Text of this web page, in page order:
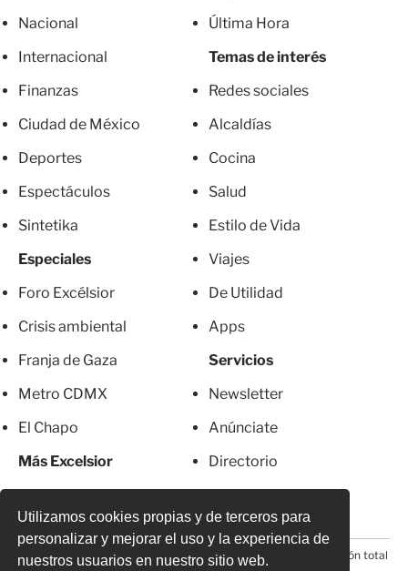
Utilizamos cookies propias y de terceros para
personalizar y mejorar el uso y la experiencia de
nuestros usuarios en nuestro sitio web.
Nacional
Internacional
Finanzas
Ciudad de México
Deportes
Espectáculos
Sintetika
Especiales
Foro Excélsior
Crisis ambiental
Franja de Gaza
Metro CDMX
El Chapo
Más Excelsior
Última Hora
Temas de interés
Redes sociales
Alcaldías
Cocina
Salud
Estilo de Vida
Viajes
De Utilidad
Apps
Servicios
Newsletter
Anúnciate
Directorio
© 2026 Todos los derechos reservados. Prohibida la reproducción total